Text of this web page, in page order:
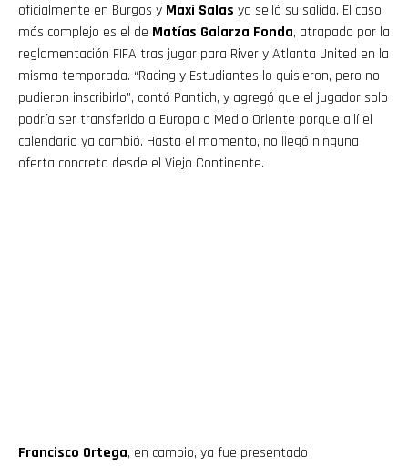
oficialmente en Burgos y Maxi Salas ya selló su salida. El caso
más complejo es el de Matías Galarza Fonda, atrapado por la
reglamentación FIFA tras jugar para River y Atlanta United en la
misma temporada. “Racing y Estudiantes lo quisieron, pero no
pudieron inscribirlo”, contó Pantich, y agregó que el jugador solo
podría ser transferido a Europa o Medio Oriente porque allí el
calendario ya cambió. Hasta el momento, no llegó ninguna
oferta concreta desde el Viejo Continente.
Francisco Ortega, en cambio, ya fue presentado